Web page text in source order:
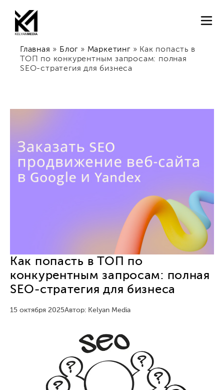
Главная » Блог » Маркетинг» Как попасть в
ТОП по конкурентным запросам: полная
SEO-стратегия для бизнеса
Как попасть в ТОП по
конкурентным запросам: полная
SEO-стратегия для бизнеса
15 октября 2025Автор: Kelyan Media